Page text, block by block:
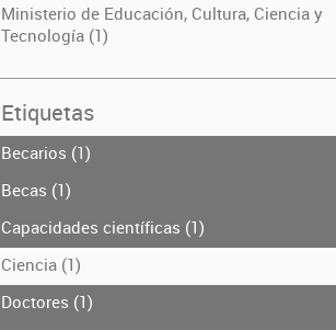
Ministerio de Educación, Cultura, Ciencia y
Tecnología (1)
Etiquetas
Becarios (1)
Becas (1)
Capacidades científicas (1)
Ciencia (1)
Doctores (1)